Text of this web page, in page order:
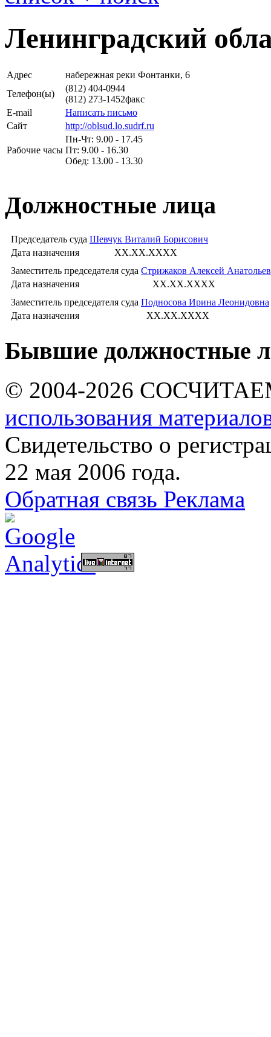
Ленинградский
Адрес
набережная реки Фонтанки, 6
Телефон(ы)
(812) 404-0944
(812) 273-1452факс
E-mail
Написать письмо
Сайт
http://oblsud.lo.sudrf.ru
Рабочие часы
Пн-Чт: 9.00 - 17.45
Пт: 9.00 - 16.30
Обед: 13.00 - 13.30
Должностные лица
Председатель суда Шевчук Виталий Борисович
Дата назначения
XX.XX.XXXX
Заместитель председателя суда Стрижаков Алексей
Дата назначения
XX.XX.XXXX
Заместитель председателя суда Подносова Ирина Леонидовна
Дата назначения
XX.XX.XXXX
Бывшие должностные
© 2004-2026
использования
Свидетельство о
22 мая 2006 года.
Обратная связь Реклама